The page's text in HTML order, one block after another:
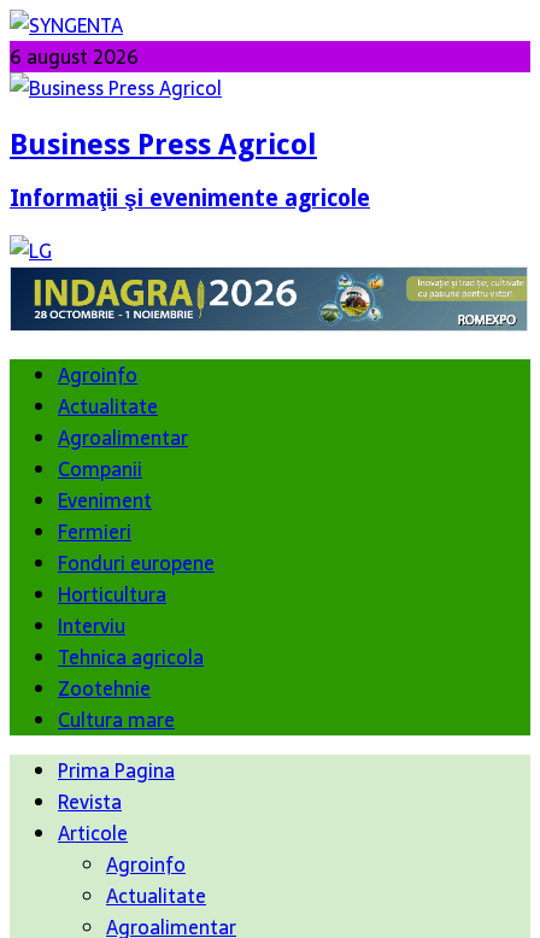
6 august 2026
Business Press Agricol
Informaţii şi evenimente agricole
Agroinfo
Actualitate
Agroalimentar
Companii
Eveniment
Fermieri
Fonduri europene
Horticultura
Interviu
Tehnica agricola
Zootehnie
Cultura mare
Prima Pagina
Revista
Articole
Agroinfo
Actualitate
Agroalimentar